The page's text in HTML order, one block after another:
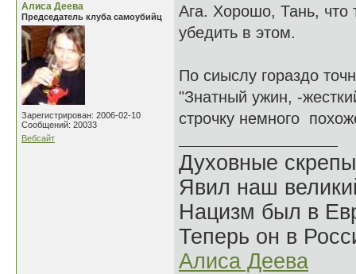
Алиса Деева
Председатель клуба самоубийц
Зарегистрирован: 2006-02-10
Сообщений: 20033
Вебсайт
Ага. Хорошо, Тань,
убедить в этом.
По сиыслу гораздо
"Знатный ужин, -
строчку немного
Духовные
Явил наш
Нацизм был в
Теперь он в
Алиса Деева